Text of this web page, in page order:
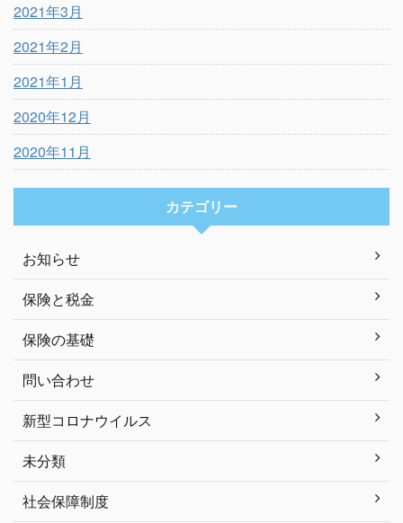
2021年3月
2021年2月
2021年1月
2020年12月
2020年11月
カテゴリー
お知らせ
保険と税金
保険の基礎
問い合わせ
新型コロナウイルス
未分類
社会保障制度